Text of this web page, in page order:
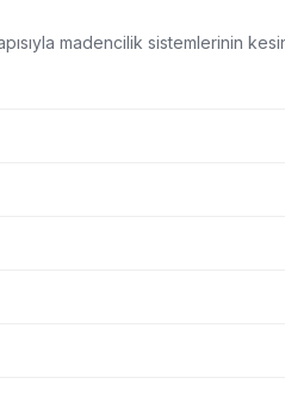
madencilik sistemlerinin